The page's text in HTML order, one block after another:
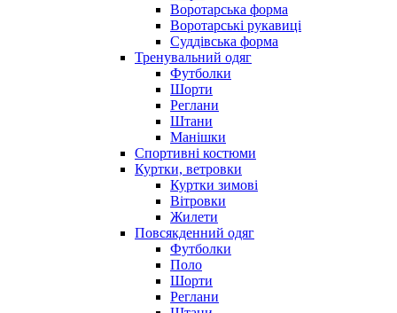
Воротарська форма
Воротарські рукавиці
Суддівська форма
Тренувальний одяг
Футболки
Шорти
Реглани
Штани
Манішки
Спортивні костюми
Куртки, ветровки
Куртки зимові
Вітровки
Жилети
Повсякденний одяг
Футболки
Поло
Шорти
Реглани